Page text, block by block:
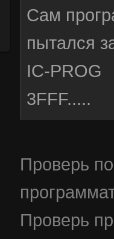
Сам
пытался
IC-PROG
3FFF.....
Проверь
Проверь